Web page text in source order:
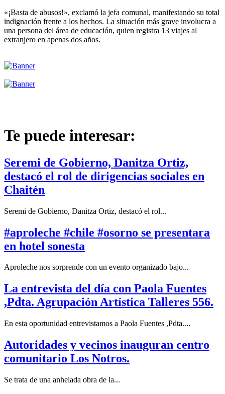
«¡Basta de abusos!», exclamó la jefa comunal, manifestando su total
indignación frente a los hechos. La situación más grave involucra a
una persona del área de educación, quien registra 13 viajes al
extranjero en apenas dos años.
Te puede interesar:
Seremi de Gobierno, Danitza Ortiz,
destacó el rol de dirigencias sociales en
Chaitén
Seremi de Gobierno, Danitza Ortiz, destacó el rol...
#aproleche #chile #osorno se presentara
en hotel sonesta
Aproleche nos sorprende con un evento organizado bajo...
La entrevista del día con Paola Fuentes
,Pdta. Agrupación Artística Talleres 556.
En esta oportunidad entrevistamos a Paola Fuentes ,Pdta....
Autoridades y vecinos inauguran centro
comunitario Los Notros.
Se trata de una anhelada obra de la...